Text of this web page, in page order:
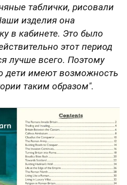
таблички, рисовали
изделия она
в кабинете. Это было
этот период
лучше всего. Поэтому
дети имеют возможность
таким образом".